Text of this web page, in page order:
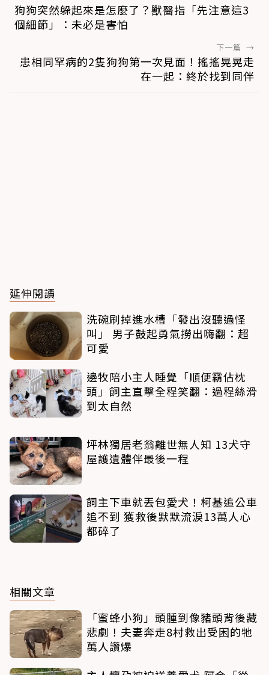
狗狗突然躲起來是怎麼了？獸醫指「先注意這3
個細節」：未必是害怕
下一篇 →
患相同罕病的2隻狗狗第一次見面！搖搖晃晃走
在一起：終於找到同伴
延伸閱讀
洗碗刷掉進水槽「發出沒聽過怪
叫」 男子鼓起勇氣撈出嗨翻：超
可愛
邊牧陪小主人睡覺「順便霸佔枕
頭」飼主直擊全程笑翻：過程絲滑
到太自然
坪林獨居老翁離世無人知 13犬守
屋護遺體伴最後一程
飼主下車就丟包愛犬！柯基追公車
追不到 獲救後默默流淚13萬人心
都碎了
相關文章
「蜜蜂小狗」頭腫到像豬頭背後藏
悲劇！夫妻奔走8村救出受困的牠
萬人讚爆